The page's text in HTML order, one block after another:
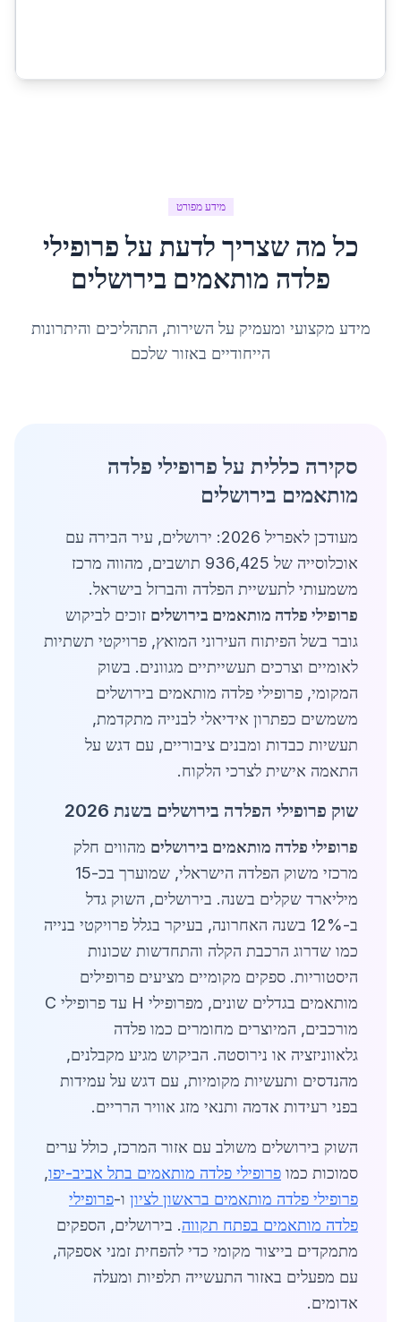
מידע מפורט
כל מה שצריך לדעת עלפרופילי
פלדה מותאמים בירושלים
מידע מקצועי ומעמיק על השירות, התהליכים והיתרונות
הייחודיים באזור שלכם
סקירה כללית על פרופילי פלדה
מותאמים בירושלים
מעודכן לאפריל 2026: ירושלים, עיר הבירה עם
אוכלוסייה של 936,425 תושבים, מהווה מרכז
משמעותי לתעשיית הפלדה והברזל בישראל.
פרופילי פלדה מותאמים בירושלים זוכים לביקוש
גובר בשל הפיתוח העירוני המואץ, פרויקטי תשתיות
לאומיים וצרכים תעשייתיים מגוונים. בשוק
המקומי, פרופילי פלדה מותאמים בירושלים
משמשים כפתרון אידיאלי לבנייה מתקדמת,
תעשיות כבדות ומבנים ציבוריים, עם דגש על
התאמה אישית לצרכי הלקוח.
שוק פרופילי הפלדה בירושלים בשנת 2026
פרופילי פלדה מותאמים בירושלים מהווים חלק
מרכזי משוק הפלדה הישראלי, שמוערך בכ-15
מיליארד שקלים בשנה. בירושלים, השוק גדל
ב-12% בשנה האחרונה, בעיקר בגלל פרויקטי בנייה
כמו שדרוג הרכבת הקלה והתחדשות שכונות
היסטוריות. ספקים מקומיים מציעים פרופילים
מותאמים בגדלים שונים, מפרופילי H עד פרופילי C
מורכבים, המיוצרים מחומרים כמו פלדה
גלאווניזציה או נירוסטה. הביקוש מגיע מקבלנים,
מהנדסים ותעשיות מקומיות, עם דגש על עמידות
בפני רעידות אדמה ותנאי מזג אוויר הרריים.
השוק בירושלים משולב עם אזור המרכז, כולל ערים
סמוכות כמו פרופילי פלדה מותאמים בתל אביב-יפו,
פרופילי פלדה מותאמים בראשון לציון ו-פרופילי
פלדה מותאמים בפתח תקווה. בירושלים, הספקים
מתמקדים בייצור מקומי כדי להפחית זמני אספקה,
עם מפעלים באזור התעשייה תלפיות ומעלה
אדומים.